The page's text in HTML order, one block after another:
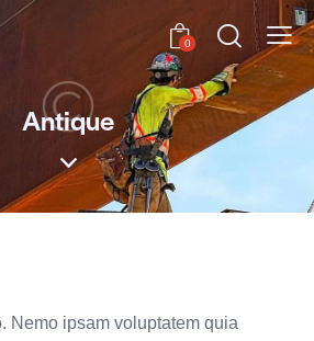
0
Antique
Nemo ipsam voluptatem quia